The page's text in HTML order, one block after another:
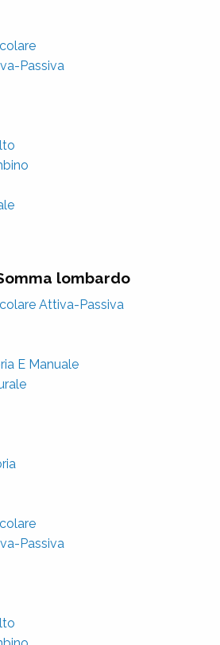
Passiva
lombardo
Attiva-Passiva
E Manuale
Passiva